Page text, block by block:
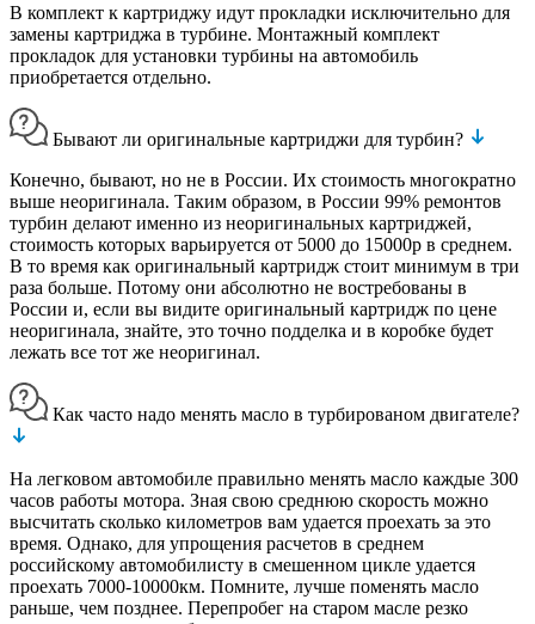
В комплект к картриджу идут прокладки исключительно для
замены картриджа в турбине. Монтажный комплект
прокладок для установки турбины на автомобиль
приобретается отдельно.
Бывают ли оригинальные картриджи для турбин?
Конечно, бывают, но не в России. Их стоимость многократно
выше неоригинала. Таким образом, в России 99% ремонтов
турбин делают именно из неоригинальных картриджей,
стоимость которых варьируется от 5000 до 15000р в среднем.
В то время как оригинальный картридж стоит минимум в три
раза больше. Потому они абсолютно не востребованы в
России и, если вы видите оригинальный картридж по цене
неоригинала, знайте, это точно подделка и в коробке будет
лежать все тот же неоригинал.
Как часто надо менять масло в турбированом двигателе?
На легковом автомобиле правильно менять масло каждые 300
часов работы мотора. Зная свою среднюю скорость можно
высчитать сколько километров вам удается проехать за это
время. Однако, для упрощения расчетов в среднем
российскому автомобилисту в смешенном цикле удается
проехать 7000-10000км. Помните, лучше поменять масло
раньше, чем позднее. Перепробег на старом масле резко